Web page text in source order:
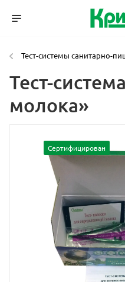
Тест-системы санитарно-
Тест-
молока»
Сертифицирован